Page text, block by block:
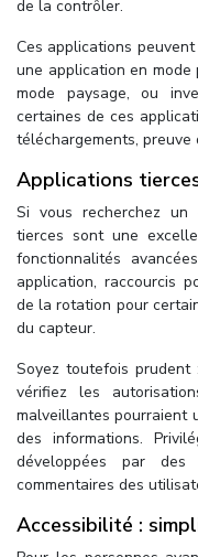
de la contrôler.
Ces applications
une application en
mode paysage, ou
certaines de ces
téléchargements, preuve
Applications
Si vous recherchez un
tierces sont une
fonctionnalités
application, raccourcis
de la rotation pour
du capteur.
Soyez toutefois
vérifiez les
malveillantes pourraient
des informations.
développées par
commentaires des
Accessibilité :